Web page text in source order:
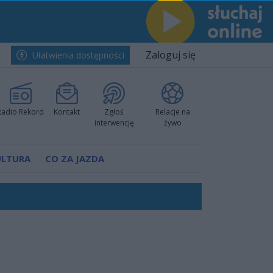
Ułatwienia dostępności Zaloguj się
Rekord Kontakt
Zgłoś
interwencję
Relacje na
żywo
CO ZA JAZDA